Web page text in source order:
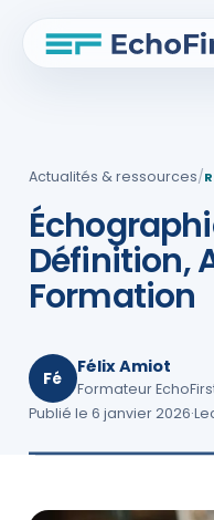
Actualités & ressources/
Définition,
Formation
Fé
Félix Amiot
Formateur
Publié le 6 janvier 2026·